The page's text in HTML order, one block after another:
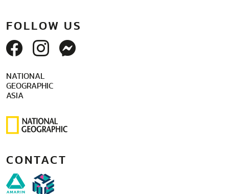
FOLLOW US
NATIONAL
GEOGRAPHIC
ASIA
CONTACT